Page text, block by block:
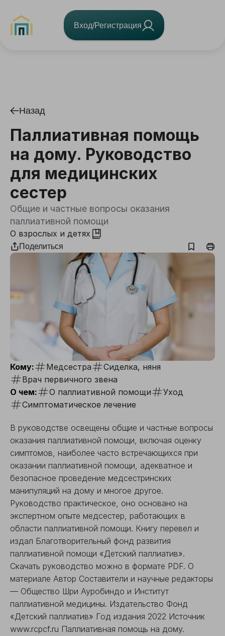
Вход/Регистрация
Назад
Паллиативная помощь
на дому. Руководство
для медицинских
сестер
Общие и частные вопросы оказания
паллиативной помощи
О взрослых и детях
Поделиться
Кому: Медсестра
Сиделка, няня
Врач первичного звена
О чем:
О паллиативной помощи
Уход
Симптоматическое лечение
В руководстве освещены общие и частные вопросы
оказания паллиативной помощи, включая оценку
симптомов, наиболее часто встречающихся при
оказании паллиативной помощи, адекватное и
безопасное проведение медсестринских
манипуляций на дому и многое другое.
Руководство практическое, оно основано на
экспертном опыте медсестер, работающих в
области паллиативной помощи. Книгу перевел и
издал Благотворительный фонд развития
паллиативной помощи «Детский паллиатив».
Скачать руководство можно в формате PDF. О
материале Автор Составители и научные редакторы
— Общество Шри Ауробиндо и Институт
паллиативной медицины. Издательство Фонд
«Детский паллиатив» Год издания 2022 Источник
www.rcpcf.ru Паллиативная помощь на дому.